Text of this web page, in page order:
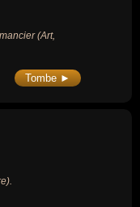
(Art,
Tombe ►